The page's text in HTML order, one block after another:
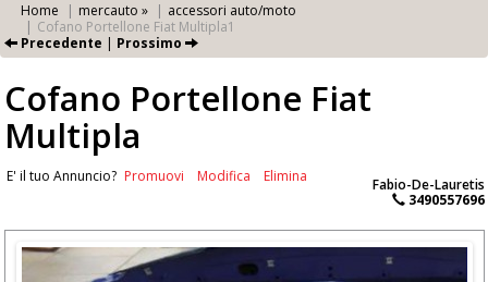
Home mercauto »
accessori auto/moto
Cofano Portellone Fiat Multipla1
Precedente | Prossimo
Cofano Portellone Fiat
Multipla
Fabio-De-Lauretis
3490557696
E' il tuo Annuncio? Promuovi Modifica Elimina